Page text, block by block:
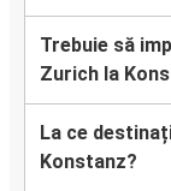
Trebuie să
Zurich la
La ce
Konstanz?